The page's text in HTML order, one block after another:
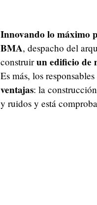
Innovando lo máximo
BMA, despacho del
construirun edificio de
Es más, los
ventajas: la
y ruidos y está